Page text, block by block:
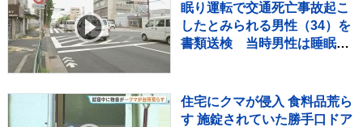
眠り運転で交通死亡事故起こ
したとみられる男性（34）を
書類送検 当時男性は睡眠時
住宅にクマが侵入 食料品荒ら
す 施錠されていた勝手口ドア